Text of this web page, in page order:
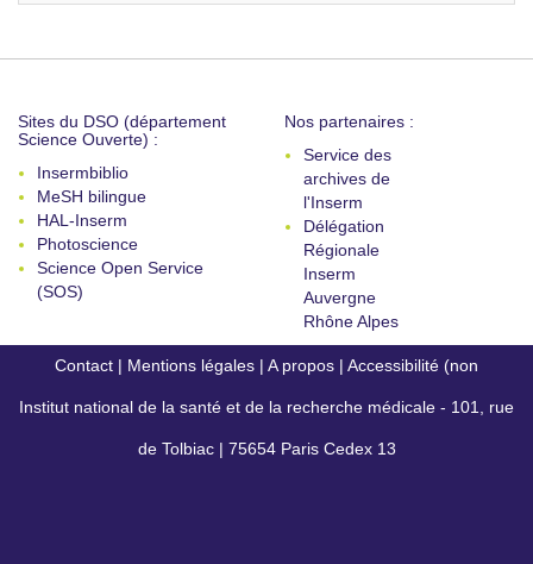
Sites du DSO (département
Science Ouverte) :
Insermbiblio
MeSH bilingue
HAL-Inserm
Photoscience
Science Open Service
(SOS)
Nos partenaires :
Service des
archives de
l'Inserm
Délégation
Régionale
Inserm
Auvergne
Rhône Alpes
Contact | Mentions légales | A propos | Accessibilité (non
conforme)
Institut national de la santé et de la recherche médicale - 101, rue
de Tolbiac | 75654 Paris Cedex 13